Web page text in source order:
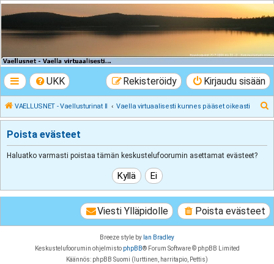
VAELLUSNET -
Vaellusturinat II
UKK Kirjaudu sisään
Rekisteröidy
VAELLUSNET - Vaellusturinat II Vaella virtuaalisesti kunnes pääset oikeasti
t
Poista evästeet
Haluatko varmasti poistaa tämän keskustelufoorumin asettamat evästeet?
Poista evästeet
Viesti Ylläpidolle
Breeze style by Ian Bradley
Keskustelufoorumin ohjelmisto phpBB® Forum Software © phpBB Limited
Käännös: phpBB Suomi (lurttinen, harritapio, Pettis)